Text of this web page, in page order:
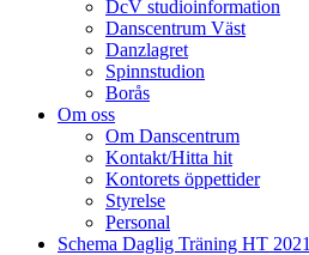
DcV studioinformation
Danscentrum Väst
Danzlagret
Spinnstudion
Borås
Om oss
Om Danscentrum
Kontakt/Hitta hit
Kontorets öppettider
Styrelse
Personal
Schema Daglig Träning HT 2021